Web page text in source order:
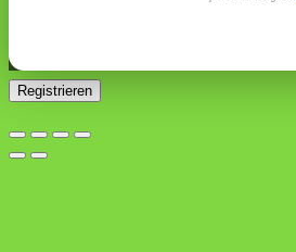
Registrieren